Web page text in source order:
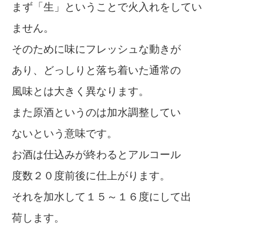
まず「生」ということで火入れをしてい
ません。
そのために味にフレッシュな動きが
あり、どっしりと落ち着いた通常の
風味とは大きく異なります。
また原酒というのは加水調整してい
ないという意味です。
お酒は仕込みが終わるとアルコール
度数２０度前後に仕上がります。
それを加水して１５～１６度にして出
荷します。